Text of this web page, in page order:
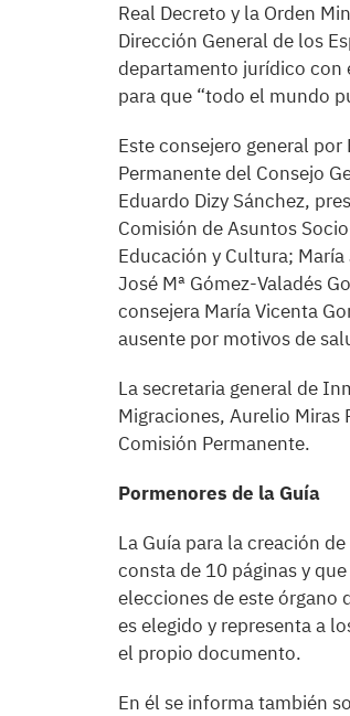
Real Decreto y la Orden
Dirección General de los
departamento jurídico con
para que “todo el mundo
Este consejero general
Permanente del Consejo
Eduardo Dizy Sánchez,
Comisión de Asuntos
Educación y Cultura;
José Mª Gómez-Valadés
consejera María Vicenta
ausente por motivos de
La secretaria general de
Migraciones, Aurelio
Comisión Permanente.
Pormenores de la Guía
La Guía para la creación
consta de 10 páginas y
elecciones de este órgano
es elegido y representa a
el propio documento.
En él se informa también